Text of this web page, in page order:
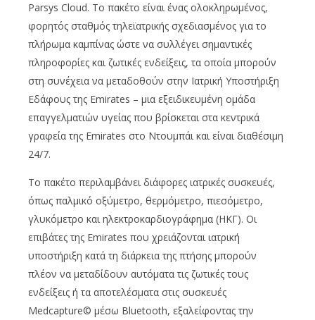
Parsys Cloud. Το πακέτο είναι ένας ολοκληρωμένος,
φορητός σταθμός τηλεϊατρικής σχεδιασμένος για το
πλήρωμα καμπίνας ώστε να συλλέγει σημαντικές
πληροφορίες και ζωτικές ενδείξεις, τα οποία μπορούν
στη συνέχεια να μεταδοθούν στην Ιατρική Υποστήριξη
Εδάφους της Emirates – μια εξειδικευμένη ομάδα
επαγγελματιών υγείας που βρίσκεται στα κεντρικά
γραφεία της Emirates στο Ντουμπάι και είναι διαθέσιμη
24/7.
Το πακέτο περιλαμβάνει διάφορες ιατρικές συσκευές,
όπως παλμικό οξύμετρο, θερμόμετρο, πιεσόμετρο,
γλυκόμετρο και ηλεκτροκαρδιογράφημα (ΗΚΓ). Οι
επιβάτες της Emirates που χρειάζονται ιατρική
υποστήριξη κατά τη διάρκεια της πτήσης μπορούν
πλέον να μεταδίδουν αυτόματα τις ζωτικές τους
ενδείξεις ή τα αποτελέσματα στις συσκευές
Medcapture© μέσω Bluetooth, εξαλείφοντας την